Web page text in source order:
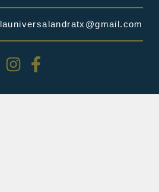
launiversalandratx@gmail.com